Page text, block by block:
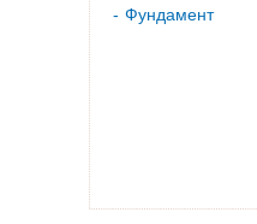
Фундамент